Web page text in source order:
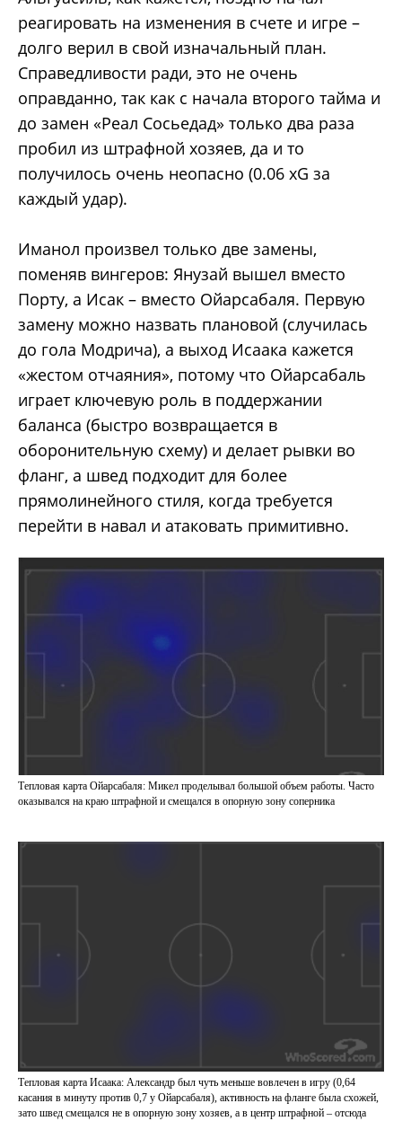
реагировать на изменения в счете и игре –
долго верил в свой изначальный план.
Справедливости ради, это не очень
оправданно, так как с начала второго тайма и
до замен «Реал Сосьедад» только два раза
пробил из штрафной хозяев, да и то
получилось очень неопасно (0.06 xG за
каждый удар).
Иманол произвел только две замены,
поменяв вингеров: Янузай вышел вместо
Порту, а Исак – вместо Ойарсабаля. Первую
замену можно назвать плановой (случилась
до гола Модрича), а выход Исаака кажется
«жестом отчаяния», потому что Ойарсабаль
играет ключевую роль в поддержании
баланса (быстро возвращается в
оборонительную схему) и делает рывки во
фланг, а швед подходит для более
прямолинейного стиля, когда требуется
перейти в навал и атаковать примитивно.
Тепловая карта Ойарсабаля: Микел проделывал большой объем работы. Часто
оказывался на краю штрафной и смещался в опорную зону соперника
Тепловая карта Исаака: Александр был чуть меньше вовлечен в игру (0,64
касания в минуту против 0,7 у Ойарсабаля), активность на фланге была схожей,
зато швед смещался не в опорную зону хозяев, а в центр штрафной – отсюда